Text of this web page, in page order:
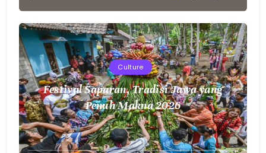
Culture
Festival Saparan, Tradisi Jawa yang
Penuh Makna 2026